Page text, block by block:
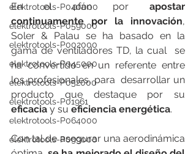
elektrotools-P040000
elektrotools-P059000
elektrotools-P002000
elektrotools-P045000
elektrotools-P052000
elektrotools-P01961
elektrotools-P064000
elektrotools-P099000
En el afán por apostar
continuamente por la innovación,
Soler & Palau se ha basado en la
gama de ventiladores TD, la cual  se
ha convertido en un referente entre
los profesionales, para  desarrollar un
eficacia y su eficiencia energética.
Con tal de asegurar una aerodinámica